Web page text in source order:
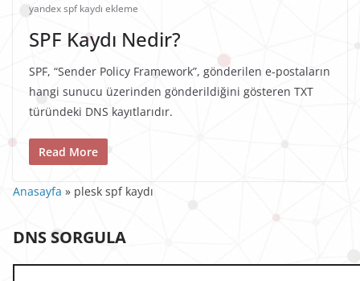
yandex spf kaydı ekleme
SPF Kaydı Nedir?
SPF, “Sender Policy Framework”, gönderilen e-postaların
hangi sunucu üzerinden gönderildiğini gösteren TXT
türündeki DNS kayıtlarıdır.
Read More
Anasayfa » plesk spf kaydı
DNS SORGULA